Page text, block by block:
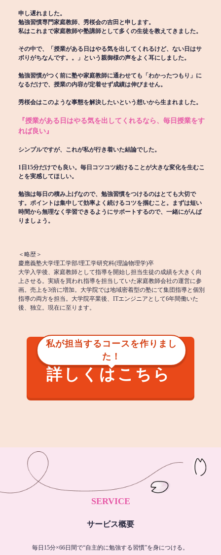
申し遅れました。
勉強習慣専門家庭教師、秀桜会の吉田と申します。
私はこれまで家庭教師や塾講師として多くの生徒を教えてきました。
その中で、「授業がある日はやる気を出してくれるけど、ない日はサ
ボりがちなんです。。」という親御様の声をよく耳にしました。
勉強習慣がつく前に塾や家庭教師に通わせても「わかったつもり」に
なるだけで、授業の内容が定着せず成績は伸びません。
秀桜会はこのような事態を解決したいという想いから生まれました。
『授業がある日はやる気を出してくれるなら、毎日授業をす
れば良い』
シンプルですが、これが私が行き着いた結論でした。
1日15分だけでも良い。毎日コツコツ続けることが大きな変化を生むこ
とを実感してほしい。
勉強は毎日の積み上げなので、勉強習慣をつけるのはとても大切で
す。ポイントは集中して効率よく続けるコツを掴むこと。まずは短い
時間から無理なく学習できるようにサポートするので、一緒にがんば
りましょう。
＜略歴＞
慶應義塾大学理工学部/理工学研究科(理論物理学)卒
大学入学後、家庭教師として指導を開始し担当生徒の成績を大きく向
上させる。実績を買われ指導を担当していた家庭教師会社の運営に参
画。売上を3倍に増加。大学院では地域密着型の塾にて集団指導と個別
指導の両方を担当。大学院卒業後、ITエンジニアとして6年間働いた
後、独立。現在に至ります。
私が担当するコースを作りまし
た！
詳しくはこちら
SERVICE
サービス概要
毎日15分×66日間で“自主的に勉強する習慣”を身につける。